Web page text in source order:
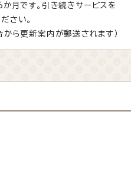
月です。引き続きサービスを
さい。
ら更新案内が郵送されます）